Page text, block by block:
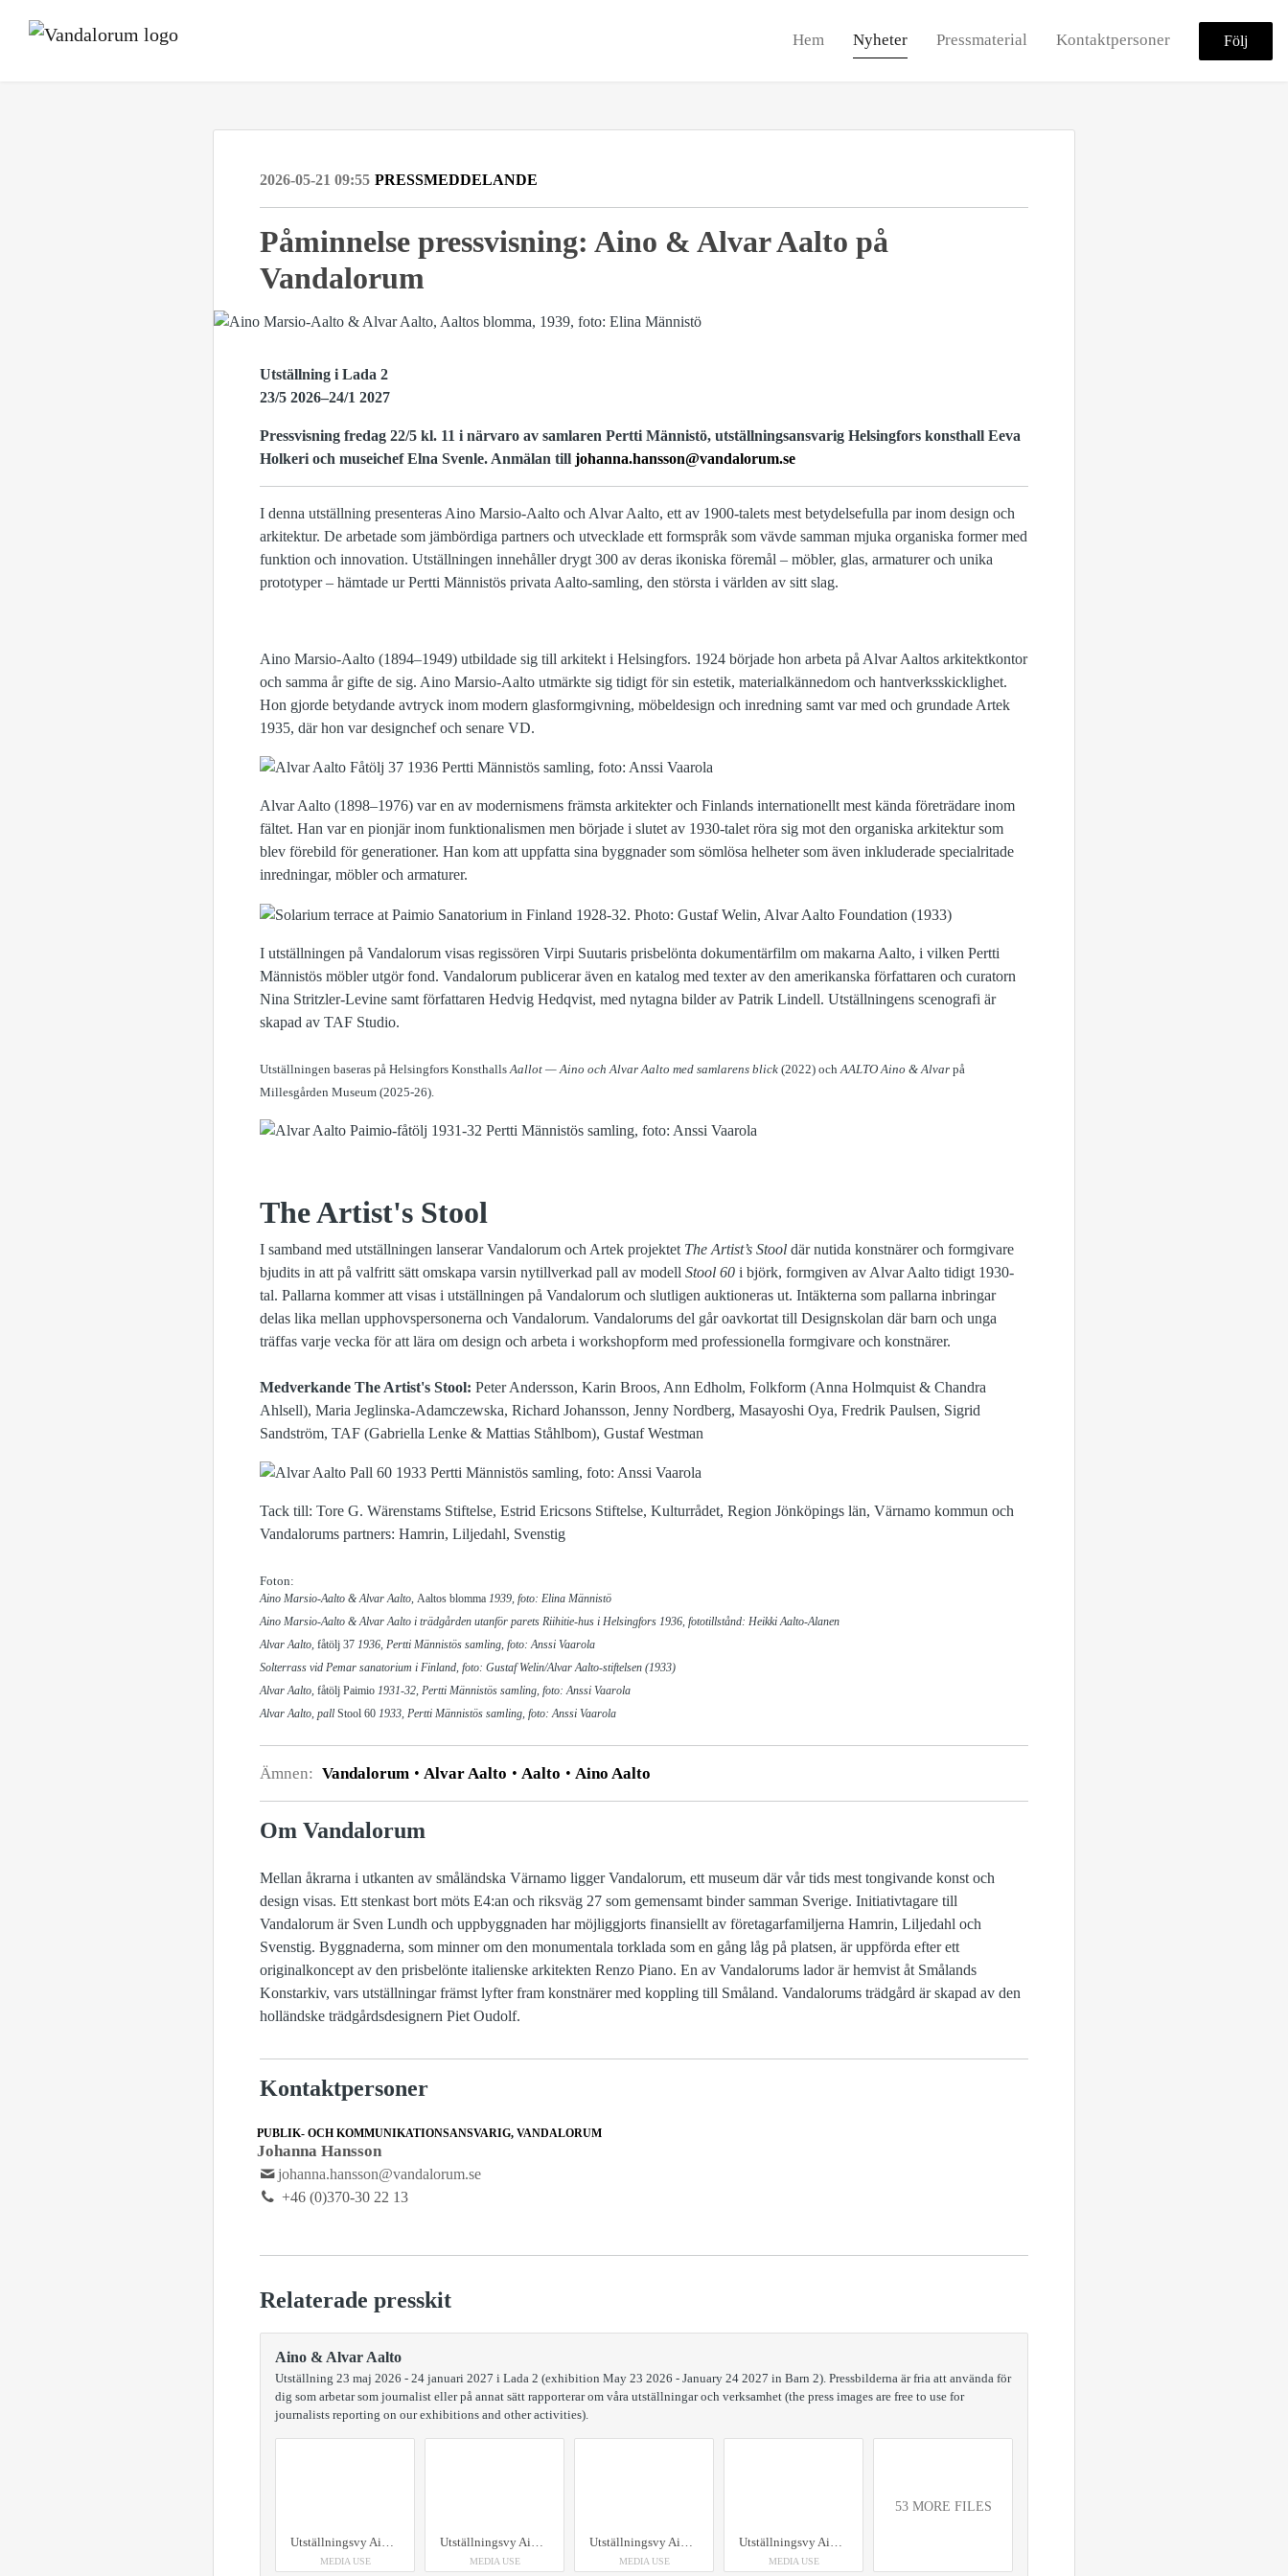
Hem Nyheter Pressmaterial Kontaktpersoner Följ
2026-05-21 09:55 PRESSMEDDELANDE
Påminnelse pressvisning: Aino & Alvar Aalto på
Vandalorum
Utställning i Lada 2
23/5 2026–24/1 2027
Pressvisning fredag 22/5 kl. 11 i närvaro av samlaren Pertti Männistö, utställningsansvarig Helsingfors konsthall Eeva
Holkeri och museichef Elna Svenle. Anmälan till johanna.hansson@vandalorum.se
I denna utställning presenteras Aino Marsio-Aalto och Alvar Aalto, ett av 1900-talets mest betydelsefulla par inom design och
arkitektur. De arbetade som jämbördiga partners och utvecklade ett formspråk som vävde samman mjuka organiska former med
funktion och innovation. Utställningen innehåller drygt 300 av deras ikoniska föremål – möbler, glas, armaturer och unika
prototyper – hämtade ur Pertti Männistös privata Aalto-samling, den största i världen av sitt slag.
Aino Marsio-Aalto (1894–1949) utbildade sig till arkitekt i Helsingfors. 1924 började hon arbeta på Alvar Aaltos arkitektkontor
och samma år gifte de sig. Aino Marsio-Aalto utmärkte sig tidigt för sin estetik, materialkännedom och hantverksskicklighet.
Hon gjorde betydande avtryck inom modern glasformgivning, möbeldesign och inredning samt var med och grundade Artek
1935, där hon var designchef och senare VD.
Alvar Aalto (1898–1976) var en av modernismens främsta arkitekter och Finlands internationellt mest kända företrädare inom
fältet. Han var en pionjär inom funktionalismen men började i slutet av 1930-talet röra sig mot den organiska arkitektur som
blev förebild för generationer. Han kom att uppfatta sina byggnader som sömlösa helheter som även inkluderade specialritade
inredningar, möbler och armaturer.
I utställningen på Vandalorum visas regissören Virpi Suutaris prisbelönta dokumentärfilm om makarna Aalto, i vilken Pertti
Männistös möbler utgör fond. Vandalorum publicerar även en katalog med texter av den amerikanska författaren och curatorn
Nina Stritzler-Levine samt författaren Hedvig Hedqvist, med nytagna bilder av Patrik Lindell. Utställningens scenografi är
skapad av TAF Studio.
Utställningen baseras på Helsingfors Konsthalls Aallot — Aino och Alvar Aalto med samlarens blick (2022) och AALTO Aino & Alvar på
Millesgården Museum (2025-26).
The Artist's Stool
I samband med utställningen lanserar Vandalorum och Artek projektet The Artist’s Stool där nutida konstnärer och formgivare
bjudits in att på valfritt sätt omskapa varsin nytillverkad pall av modell Stool 60 i björk, formgiven av Alvar Aalto tidigt 1930-
tal. Pallarna kommer att visas i utställningen på Vandalorum och slutligen auktioneras ut. Intäkterna som pallarna inbringar
delas lika mellan upphovspersonerna och Vandalorum. Vandalorums del går oavkortat till Designskolan där barn och unga
träffas varje vecka för att lära om design och arbeta i workshopform med professionella formgivare och konstnärer.
Medverkande The Artist's Stool: Peter Andersson, Karin Broos, Ann Edholm, Folkform (Anna Holmquist & Chandra
Ahlsell), Maria Jeglinska-Adamczewska, Richard Johansson, Jenny Nordberg, Masayoshi Oya, Fredrik Paulsen, Sigrid
Sandström, TAF (Gabriella Lenke & Mattias Ståhlbom), Gustaf Westman
Tack till: Tore G. Wärenstams Stiftelse, Estrid Ericsons Stiftelse, Kulturrådet, Region Jönköpings län, Värnamo kommun och
Vandalorums partners: Hamrin, Liljedahl, Svenstig
Foton:
Aino Marsio-Aalto & Alvar Aalto, Aaltos blomma 1939, foto: Elina Männistö
Aino Marsio-Aalto & Alvar Aalto i trädgården utanför parets Riihitie-hus i Helsingfors 1936, fototillstånd: Heikki Aalto-Alanen
Alvar Aalto, fåtölj 37 1936, Pertti Männistös samling, foto: Anssi Vaarola
Solterrass vid Pemar sanatorium i Finland, foto: Gustaf Welin/Alvar Aalto-stiftelsen (1933)
Alvar Aalto, fåtölj Paimio 1931-32, Pertti Männistös samling, foto: Anssi Vaarola
Alvar Aalto, pall Stool 60 1933, Pertti Männistös samling, foto: Anssi Vaarola
Ämnen: Vandalorum Alvar Aalto Aalto Aino Aalto
Om Vandalorum
Mellan åkrarna i utkanten av småländska Värnamo ligger Vandalorum, ett museum där vår tids mest tongivande konst och
design visas. Ett stenkast bort möts E4:an och riksväg 27 som gemensamt binder samman Sverige. Initiativtagare till
Vandalorum är Sven Lundh och uppbyggnaden har möjliggjorts finansiellt av företagarfamiljerna Hamrin, Liljedahl och
Svenstig. Byggnaderna, som minner om den monumentala torklada som en gång låg på platsen, är uppförda efter ett
originalkoncept av den prisbelönte italienske arkitekten Renzo Piano. En av Vandalorums lador är hemvist åt Smålands
Konstarkiv, vars utställningar främst lyfter fram konstnärer med koppling till Småland. Vandalorums trädgård är skapad av den
holländske trädgårdsdesignern Piet Oudolf.
Kontaktpersoner
PUBLIK- OCH KOMMUNIKATIONSANSVARIG, VANDALORUM
Johanna Hansson
johanna.hansson@vandalorum.se
+46 (0)370-30 22 13
Relaterade presskit
Aino & Alvar Aalto
Utställning 23 maj 2026 - 24 januari 2027 i Lada 2 (exhibition May 23 2026 - January 24 2027 in Barn 2). Pressbilderna är fria att använda för
dig som arbetar som journalist eller på annat sätt rapporterar om våra utställningar och verksamhet (the press images are free to use for
journalists reporting on our exhibitions and other activities).
Utställningsvy Aino & Alvar Aalto på Vandalorum
MEDIA USE
Utställningsvy Aino & Alvar Aalto på Vandalorum Aino Marsio-Aalto samt Alvar Aalto, Aaltos blomma, 1939 Alvar Aalto, taklampa A331, 1953
MEDIA USE
Utställningsvy Aino & Alvar Aalto på Vandalorum Alvar Aalto, fåtölj 37, 1936, samt Aino Marsio-Aalto golvlampa 607A, 1937
MEDIA USE
Utställningsvy Aino & Alvar Aalto på Vandalorum, Aino Marsio-Aalto & Alvar Aalto, Aaltos blomma 1939
MEDIA USE
53 MORE FILES